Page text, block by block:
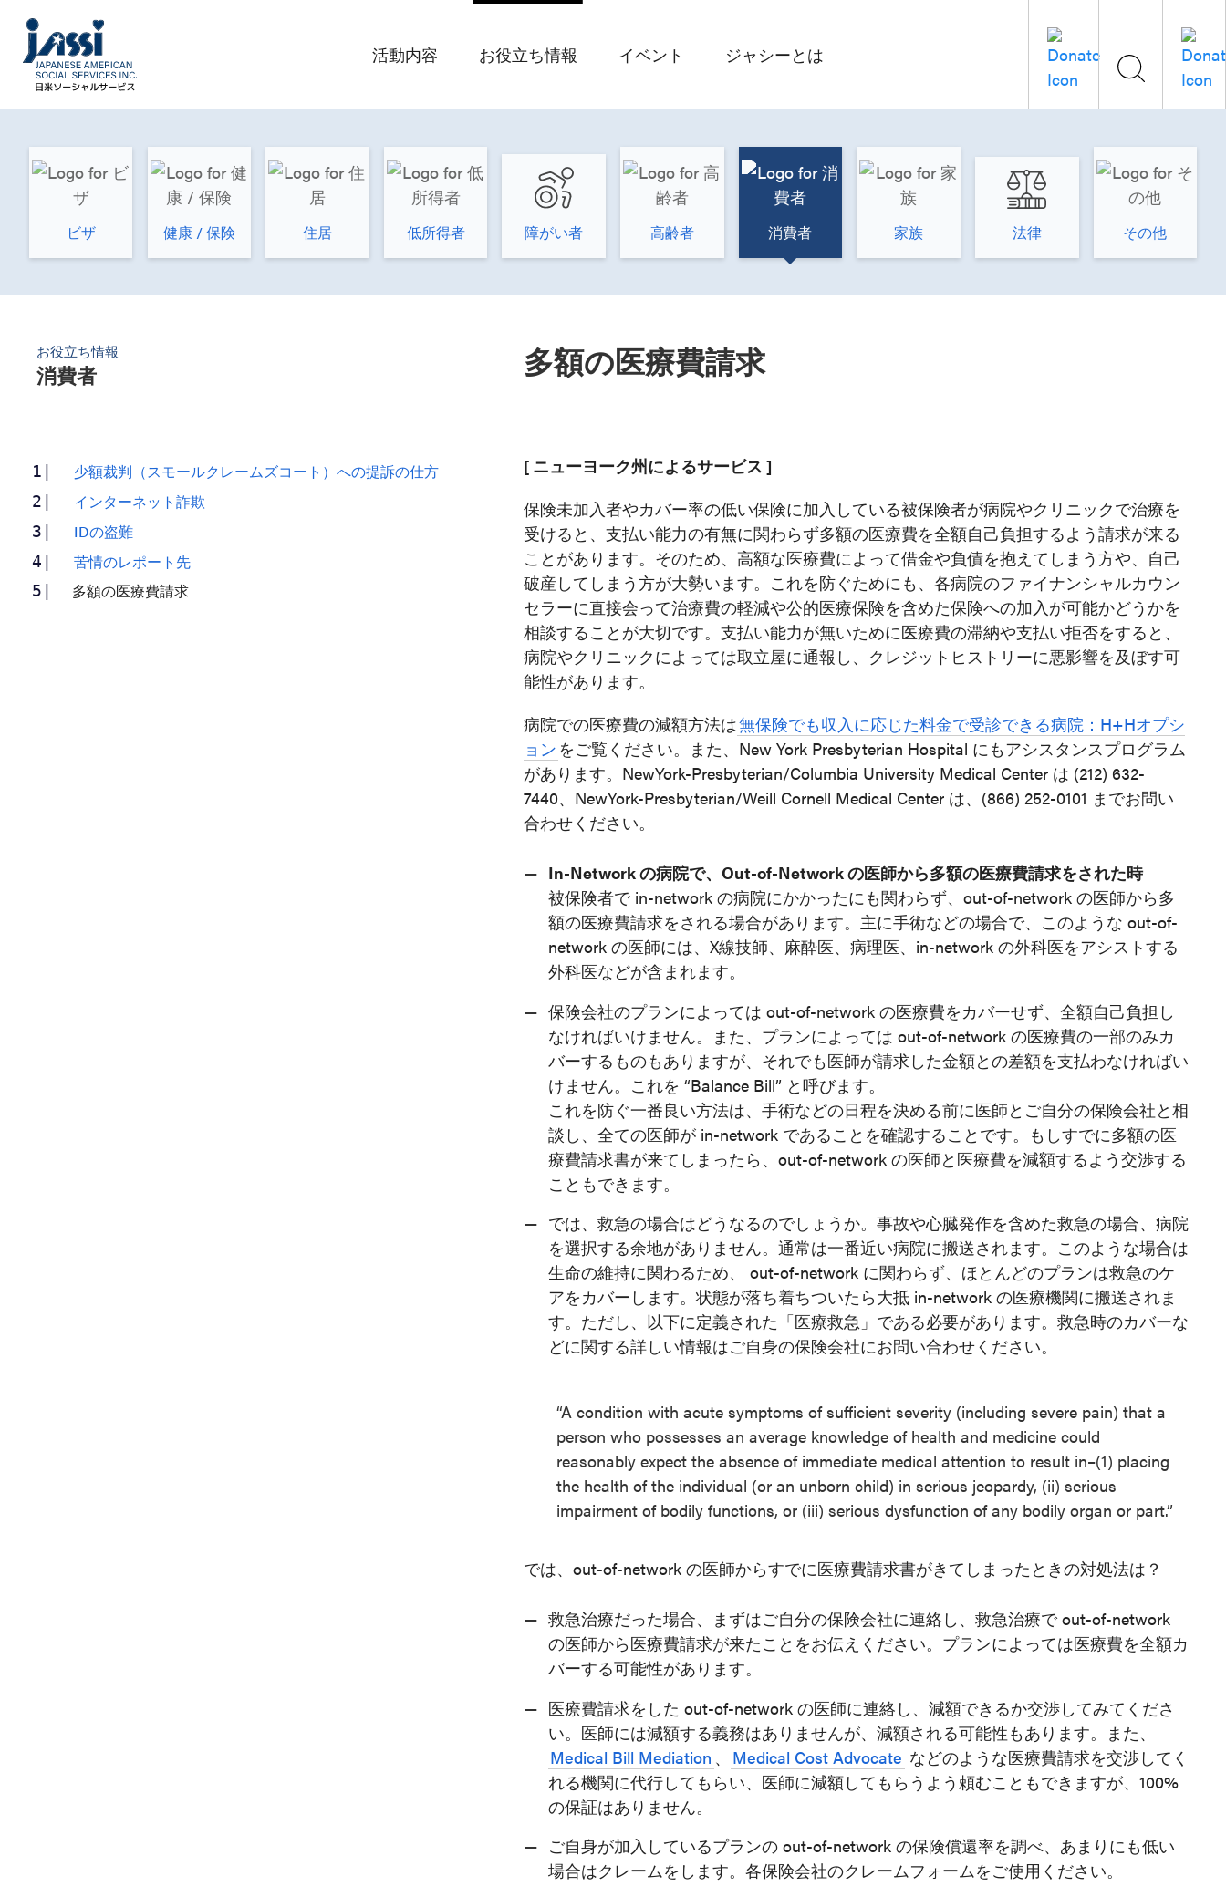
活動内容 お役立ち情報 イベント ジャシーとは
ビザ 健康 / 保険 住居 低所得者 障がい者 高齢者 消費者 家族 法律 その他
お役立ち情報
消費者 多額の医療費請求
[ ニューヨーク州によるサービス ]
保険未加入者やカバー率の低い保険に加入している被保険者が病院やクリニックで治療を
受けると、支払い能力の有無に関わらず多額の医療費を全額自己負担するよう請求が来る
ことがあります。そのため、高額な医療費によって借金や負債を抱えてしまう方や、自己
破産してしまう方が大勢います。これを防ぐためにも、各病院のファイナンシャルカウン
セラーに直接会って治療費の軽減や公的医療保険を含めた保険への加入が可能かどうかを
相談することが大切です。支払い能力が無いために医療費の滞納や支払い拒否をすると、
病院やクリニックによっては取立屋に通報し、クレジットヒストリーに悪影響を及ぼす可
能性があります。
病院での医療費の減額方法は無保険でも収入に応じた料金で受診できる病院：H+Hオプシ
ョン をご覧ください。また、New York Presbyterian Hospital にもアシスタンスプログラム
があります。NewYork-Presbyterian/Columbia University Medical Center は (212) 632-
7440、NewYork-Presbyterian/Weill Cornell Medical Center は、(866) 252-0101 までお問い
合わせください。
In-Network の病院で、Out-of-Network の医師から多額の医療費請求をされた時
被保険者で in-network の病院にかかったにも関わらず、out-of-network の医師から多
額の医療費請求をされる場合があります。主に手術などの場合で、このような out-of-
network の医師には、X線技師、麻酔医、病理医、in-network の外科医をアシストする
外科医などが含まれます。
保険会社のプランによっては out-of-network の医療費をカバーせず、全額自己負担し
なければいけません。また、プランによっては out-of-network の医療費の一部のみカ
バーするものもありますが、それでも医師が請求した金額との差額を支払わなければい
けません。これを “Balance Bill” と呼びます。
これを防ぐ一番良い方法は、手術などの日程を決める前に医師とご自分の保険会社と相
談し、全ての医師が in-network であることを確認することです。もしすでに多額の医
療費請求書が来てしまったら、out-of-network の医師と医療費を減額するよう交渉する
こともできます。
では、救急の場合はどうなるのでしょうか。事故や心臓発作を含めた救急の場合、病院
を選択する余地がありません。通常は一番近い病院に搬送されます。このような場合は
生命の維持に関わるため、 out-of-network に関わらず、ほとんどのプランは救急のケ
アをカバーします。状態が落ち着ちついたら大抵 in-network の医療機関に搬送されま
す。ただし、以下に定義された「医療救急」である必要があります。救急時のカバーな
どに関する詳しい情報はご自身の保険会社にお問い合わせください。
“A condition with acute symptoms of sufficient severity (including severe pain) that a
person who possesses an average knowledge of health and medicine could
reasonably expect the absence of immediate medical attention to result in–(1) placing
the health of the individual (or an unborn child) in serious jeopardy, (ii) serious
impairment of bodily functions, or (iii) serious dysfunction of any bodily organ or part.”
では、out-of-network の医師からすでに医療費請求書がきてしまったときの対処法は？
救急治療だった場合、まずはご自分の保険会社に連絡し、救急治療で out-of-network
の医師から医療費請求が来たことをお伝えください。プランによっては医療費を全額カ
バーする可能性があります。
医療費請求をした out-of-network の医師に連絡し、減額できるか交渉してみてくださ
い。医師には減額する義務はありませんが、減額される可能性もあります。また、
Medical Bill Mediation 、 Medical Cost Advocate などのような医療費請求を交渉してく
れる機関に代行してもらい、医師に減額してもらうよう頼むこともできますが、100%
の保証はありません。
ご自身が加入しているプランの out-of-network の保険償還率を調べ、あまりにも低い
場合はクレームをします。各保険会社のクレームフォームをご使用ください。
少額裁判（スモールクレームズコート）への提訴の仕方
インターネット詐欺
IDの盗難
苦情のレポート先
多額の医療費請求